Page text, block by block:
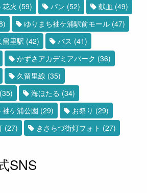
花火 (59) パン (52) 献血 (49)
ゆりまち袖ケ浦駅前モール (47)
留里駅 (42) バス (41)
かずさアカデミアパーク (36)
久留里線 (35)
(35) 海ほたる (34)
袖ケ浦公園 (29) お祭り (29)
(27) きさらづ街灯フォト (27)
SNS